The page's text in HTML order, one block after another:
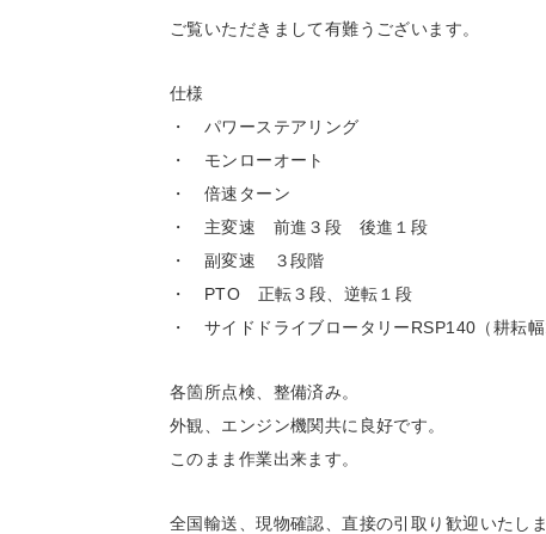
ご覧いただきまして有難うございます。
仕様
・ パワーステアリング
・ モンローオート
・ 倍速ターン
・ 主変速 前進３段 後進１段
・ 副変速 ３段階
・ PTO 正転３段、逆転１段
・ サイドドライブロータリーRSP140（耕耘幅
各箇所点検、整備済み。
外観、エンジン機関共に良好です。
このまま作業出来ます。
全国輸送、現物確認、直接の引取り歓迎いたしま